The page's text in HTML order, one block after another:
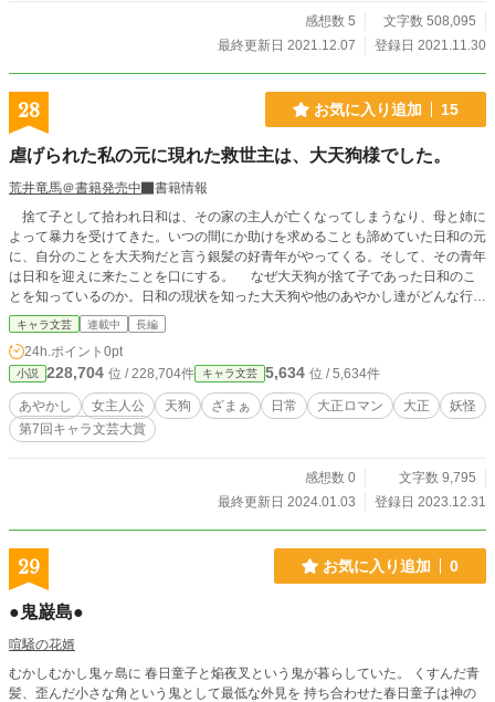
ただけると幸いです。すみません、ありがとうございます。
表紙絵：桜桃 愛
感想数 5
文字数 508,095
最終更新日 2021.12.07
登録日 2021.11.30
28 お気に入り追加 15
虐げられた私の元に現れた救世主は、大天狗様でした。
荒井竜馬＠書籍発売中
書籍情報
捨て子として拾われ日和は、その家の主人が亡くなってしまうなり、母と姉に
よって暴力を受けてきた。いつの間にか助けを求めることも諦めていた日和の元
に、自分のことを大天狗だと言う銀髪の好青年がやってくる。そして、その青年
は日和を迎えに来たことを口にする。 なぜ大天狗が捨て子であった日和のこ
とを知っているのか。日和の現状を知った大天狗や他のあやかし達がどんな行動
をとるのか。 絶望からのシンデレラストーリーがここに開幕する。
キャラ文芸 連載中 長編
24h.ポイント 0pt
小説 228,704 位 / 228,704件 キャラ文芸 5,634 位 / 5,634件
あやかし 女主人公 天狗 ざまぁ 日常 大正ロマン 大正
妖怪
第7回キャラ文芸大賞
感想数 0
文字数 9,795
最終更新日 2024.01.03
登録日 2023.12.31
29 お気に入り追加 0
●鬼巌島●
喧騒の花婿
むかしむかし鬼ヶ島に 春日童子と焔夜叉という鬼が暮らしていた。 くすんだ青
髪、歪んだ小さな角という鬼として最低な外見を 持ち合わせた春日童子は神の